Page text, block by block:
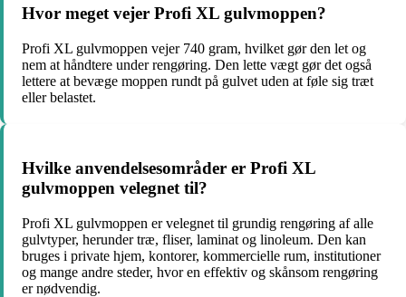
Hvor meget vejer Profi XL gulvmoppen?
Profi XL gulvmoppen vejer 740 gram, hvilket gør den let og
nem at håndtere under rengøring. Den lette vægt gør det også
lettere at bevæge moppen rundt på gulvet uden at føle sig træt
eller belastet.
Hvilke anvendelsesområder er Profi XL
gulvmoppen velegnet til?
Profi XL gulvmoppen er velegnet til grundig rengøring af alle
gulvtyper, herunder træ, fliser, laminat og linoleum. Den kan
bruges i private hjem, kontorer, kommercielle rum, institutioner
og mange andre steder, hvor en effektiv og skånsom rengøring
er nødvendig.